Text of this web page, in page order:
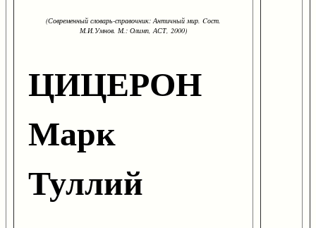
(Современный словарь-справочник: Античный мир. Cост.
М.И.Умнов. М.: Олимп, АСТ, 2000)
ЦИЦЕРОН
Марк
Туллий